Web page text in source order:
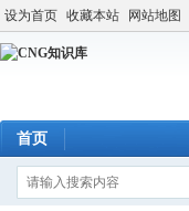
设为首页 收藏本站 网站地图
首页